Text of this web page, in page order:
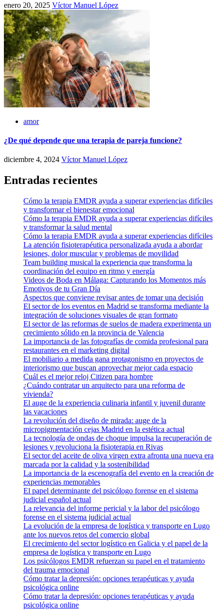
enero 20, 2025 Víctor Manuel López
amor
¿De qué depende que una terapia de pareja funcione?
diciembre 4, 2024 Víctor Manuel López
Entradas recientes
Cómo la terapia EMDR ayuda a superar experiencias difíciles
y transformar el bienestar emocional
Cómo la terapia EMDR ayuda a superar experiencias difíciles
y transformar la salud mental
Cómo la terapia EMDR ayuda a superar experiencias difíciles
La atención fisioterapéutica personalizada ayuda a abordar
lesiones, dolor muscular y problemas de movilidad
Team building musical la experiencia que transforma la
coordinación del equipo en ritmo y energía
Videos de Boda en Málaga: Capturando los Momentos más
Emotivos de tu Gran Día
Aspectos que conviene revisar antes de tomar una decisión
El sector de los eventos en Madrid se transforma mediante la
integración de soluciones visuales de gran formato
El sector de las reformas de suelos de madera experimenta un
crecimiento sólido en la provincia de Valencia
La importancia de las fotografías de comida profesional para
restaurantes en el marketing digital
El mobiliario a medida gana protagonismo en proyectos de
interiorismo que buscan aprovechar mejor cada espacio
Cuál es el mejor reloj Citizen para hombre
¿Cuándo contratar un arquitecto para una reforma de
vivienda?
El auge de la experiencia culinaria infantil y juvenil durante
las vacaciones
La revolución del diseño de mirada: auge de la
micropigmentación cejas Madrid en la estética actual
La tecnología de ondas de choque impulsa la recuperación de
lesiones y revoluciona la fisioterapia en Rivas
El sector del aceite de oliva virgen extra afronta una nueva era
marcada por la calidad y la sostenibilidad
La importancia de la escenografía del evento en la creación de
experiencias memorables
El papel determinante del psicólogo forense en el sistema
judicial español actual
La relevancia del informe pericial y la labor del psicólogo
forense en el sistema judicial actual
La evolución de la empresa de logística y transporte en Lugo
ante los nuevos retos del comercio global
El crecimiento del sector logístico en Galicia y el papel de la
empresa de logística y transporte en Lugo
Los psicólogos EMDR refuerzan su papel en el tratamiento
del trauma emocional
Cómo tratar la depresión: opciones terapéuticas y ayuda
psicológica online
Cómo tratar la depresión: opciones terapéuticas y ayuda
psicológica online